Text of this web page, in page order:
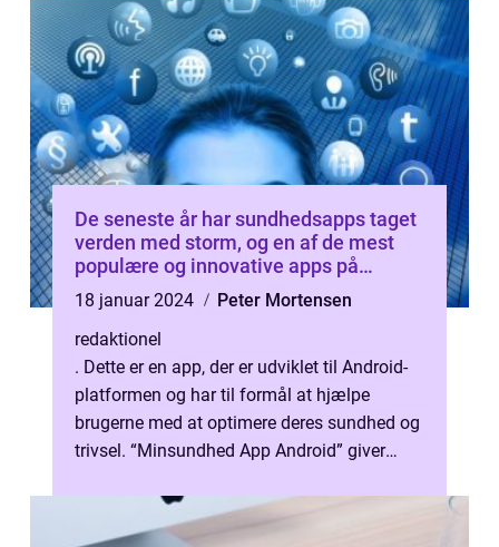
De seneste år har sundhedsapps taget
verden med storm, og en af de mest
populære og innovative apps på
markedet er Minsundhed App Android
18 januar 2024
Peter Mortensen
redaktionel
. Dette er en app, der er udviklet til Android-
platformen og har til formål at hjælpe
brugerne med at optimere deres sundhed og
trivsel. “Minsundhed App Android” giver